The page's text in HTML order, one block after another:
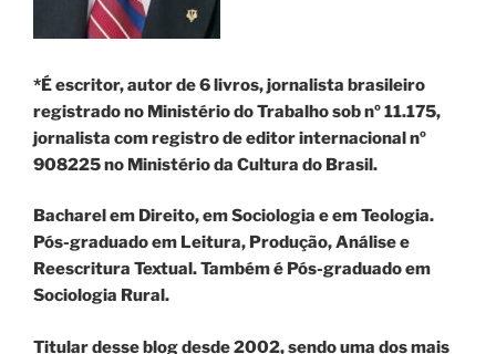
*É escritor, autor de 6 livros, jornalista brasileiro
registrado no Ministério do Trabalho sob nº 11.175,
jornalista com registro de editor internacional nº
908225 no Ministério da Cultura do Brasil.
Bacharel em Direito, em Sociologia e em Teologia.
Pós-graduado em Leitura, Produção, Análise e
Reescritura Textual. Também é Pós-graduado em
Sociologia Rural.
Titular desse blog desde 2002, sendo uma dos mais